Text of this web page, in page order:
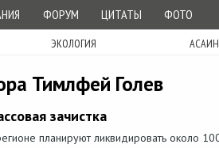
ФОРУМ ЦИТАТЫ ФОТО
ЭКОЛОГИЯ
Тимлфей Голев
зачистка
планируют ликвидировать около